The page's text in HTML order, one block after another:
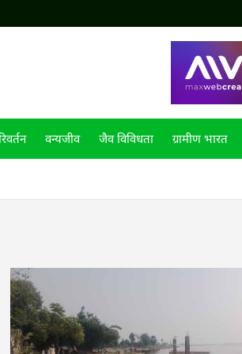
वन्यजीव जैव विविधता ग्रामीण भारत